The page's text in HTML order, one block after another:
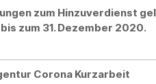
zum Hinzuverdienst
zum 31. Dezember 2020.
Corona Kurzarbeit